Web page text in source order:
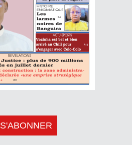
S'ABONNER